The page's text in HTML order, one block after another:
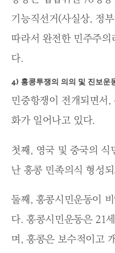
기능직선거(사실상, 정
따라서 완전한 민주주의
다.
4) 홍콩투쟁의 의의 및 진보운
민중항쟁이 전개되면서
화가 일어나고 있다.
첫째, 영국 및 중국의 식
난 홍콩 민족의식 형성
둘째, 홍콩시민운동이
다. 홍콩시민운동은 21
며, 홍콩은 보수적이고